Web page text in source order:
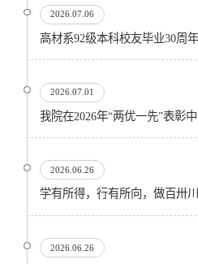
2026.07.06
高材系92级本科校友毕业30周
2026.07.01
我院在2026年“两优一先”表彰
2026.06.26
2026.06.26